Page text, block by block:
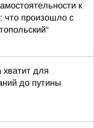
к
что произошло с
хватит для
до путины